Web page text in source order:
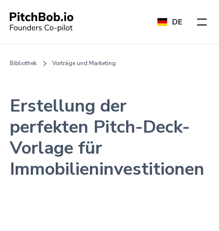
DE
Bibliothek Vorträge und Marketing
Erstellung der
perfekten Pitch-Deck-
Vorlage für
Immobilieninvestitionen